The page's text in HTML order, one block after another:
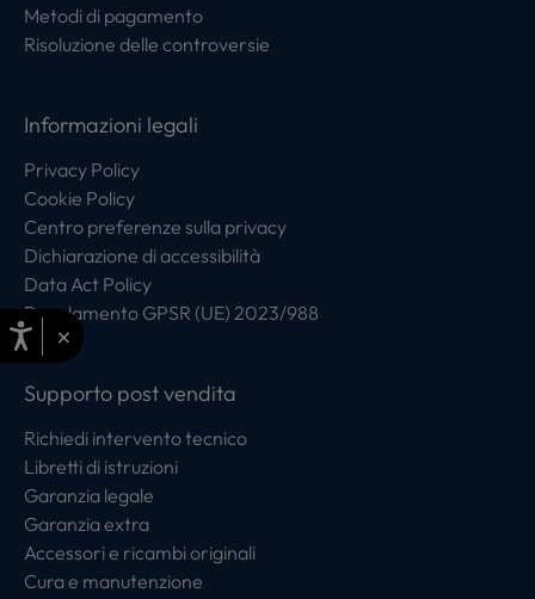
Metodi di pagamento
Risoluzione delle controversie
Informazioni legali
Privacy Policy
Cookie Policy
Centro preferenze sulla privacy
Dichiarazione di accessibilità
Data Act Policy
Regolamento GPSR (UE) 2023/988
Supporto post vendita
Richiedi intervento tecnico
Libretti di istruzioni
Garanzia legale
Garanzia extra
Accessori e ricambi originali
Cura e manutenzione
×